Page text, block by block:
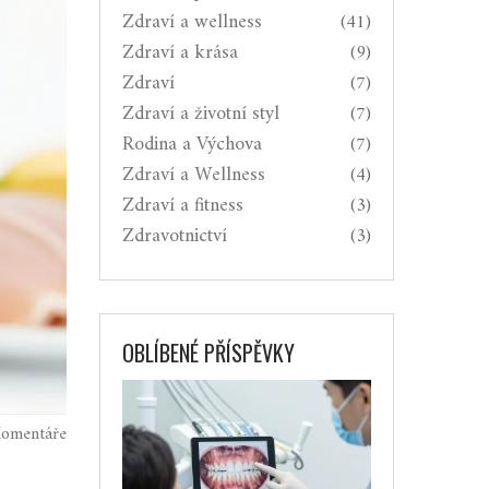
Zdraví a wellness (41)
Zdraví a krása (9)
Zdraví (7)
Zdraví a životní styl (7)
Rodina a Výchova (7)
Zdraví a Wellness (4)
Zdraví a fitness (3)
Zdravotnictví (3)
OBLÍBENÉ PŘÍSPĚVKY